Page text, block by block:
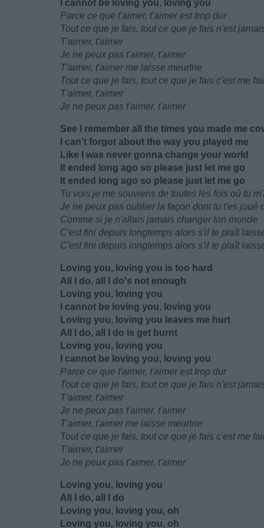
I cannot be loving you, loving you
Parce ce que t'aimer, t'aimer est trop dur
Tout ce que je fais, tout ce que je fais n'est
T'aimer, t'aimer
Je ne peux pas t'aimer, t'aimer
T'aimer, t'aimer me laisse meurtrie
Tout ce que je fais, tout ce que je fais c'est me
T'aimer, t'aimer
Je ne peux pas t'aimer, t'aimer
See I remember all the times you made me
I can't forgot about the way you played me
Like I was never gonna change your world
It ended long ago so please just let me go
It ended long ago so please just let me go
Tu vois je me souviens de toutes les fois où tu
Je ne peux pas oublier la façon dont tu t'es joué
Comme si je n'allais jamais changer ton monde
C'est fini depuis longtemps alors s'il te plaît
C'est fini depuis longtemps alors s'il te plaît
Loving you, loving you is too hard
All I do, all I do's not enough
Loving you, loving you
I cannot be loving you, loving you
Loving you, loving you leaves me hurt
All I do, all I do is get burnt
Loving you, loving you
I cannot be loving you, loving you
Parce ce que t'aimer, t'aimer est trop dur
Tout ce que je fais, tout ce que je fais n'est
T'aimer, t'aimer
Je ne peux pas t'aimer, t'aimer
T'aimer, t'aimer me laisse meurtrie
Tout ce que je fais, tout ce que je fais c'est me
T'aimer, t'aimer
Je ne peux pas t'aimer, t'aimer
Loving you, loving you
All I do, all I do
Loving you, loving you, oh
Loving you, loving you, oh